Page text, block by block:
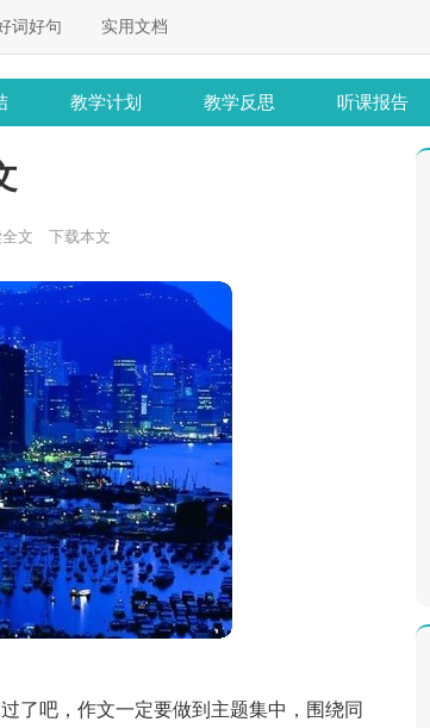
词好句 实用文档
教学计划 教学反思 听课报告
文 下载本文
了吧，作文一定要做到主题集中，围绕同